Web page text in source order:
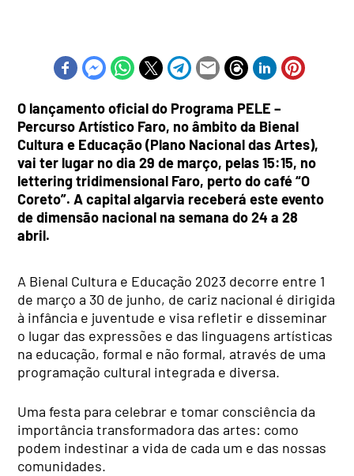
O lançamento oficial do Programa PELE –
Percurso Artístico Faro, no âmbito da Bienal
Cultura e Educação (Plano Nacional das Artes),
vai ter lugar no dia 29 de março, pelas 15:15, no
lettering tridimensional Faro, perto do café “O
Coreto”. A capital algarvia receberá este evento
de dimensão nacional na semana do 24 a 28
abril.
A Bienal Cultura e Educação 2023 decorre entre 1
de março a 30 de junho, de cariz nacional é dirigida
à infância e juventude e visa refletir e disseminar
o lugar das expressões e das linguagens artísticas
na educação, formal e não formal, através de uma
programação cultural integrada e diversa.
Uma festa para celebrar e tomar consciência da
importância transformadora das artes: como
podem indestinar a vida de cada um e das nossas
comunidades.